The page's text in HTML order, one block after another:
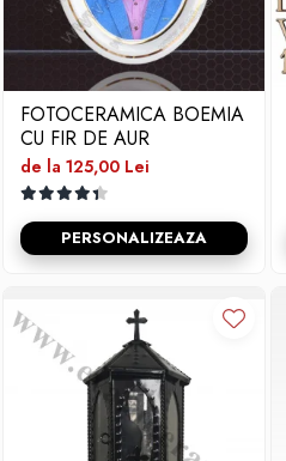
FOTOCERAMICA BOEMIA
CU FIR DE AUR
de la 125,00 Lei
PERSONALIZEAZA